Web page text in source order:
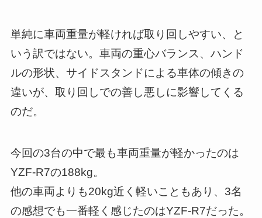
単純に車両重量が軽ければ取り回しやすい、と
いう訳ではない。車両の重心バランス、ハンド
ルの形状、サイドスタンドによる車体の傾きの
違いが、取り回しでの善し悪しに影響してくる
のだ。
今回の3台の中で最も車両重量が軽かったのは
YZF-R7の188kg。
他の車両よりも20kg近く軽いこともあり、3名
の感想でも一番軽く感じたのはYZF-R7だった。